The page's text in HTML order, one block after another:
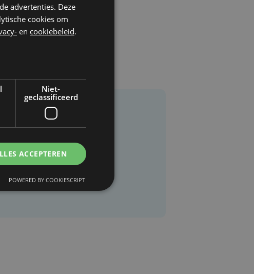
advertenties. Deze
cookies om
en cookiebeleid.
Niet-
geclassificeerd
ACCEPTEREN
POWERED BY COOKIESCRIPT